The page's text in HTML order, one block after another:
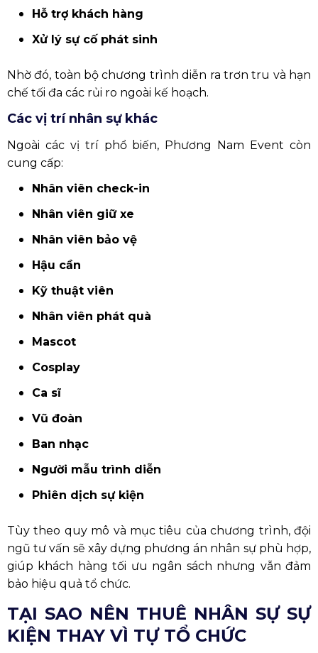
Hỗ trợ khách hàng
Xử lý sự cố phát sinh
Nhờ đó, toàn bộ chương trình diễn ra trơn tru và hạn
chế tối đa các rủi ro ngoài kế hoạch.
Các vị trí nhân sự khác
Ngoài các vị trí phổ biến, Phương Nam Event còn
cung cấp:
Nhân viên check-in
Nhân viên giữ xe
Nhân viên bảo vệ
Hậu cần
Kỹ thuật viên
Nhân viên phát quà
Mascot
Cosplay
Ca sĩ
Vũ đoàn
Ban nhạc
Người mẫu trình diễn
Phiên dịch sự kiện
Tùy theo quy mô và mục tiêu của chương trình, đội
ngũ tư vấn sẽ xây dựng phương án nhân sự phù hợp,
giúp khách hàng tối ưu ngân sách nhưng vẫn đảm
bảo hiệu quả tổ chức.
TẠI SAO NÊN THUÊ NHÂN SỰ SỰ
KIỆN THAY VÌ TỰ TỔ CHỨC